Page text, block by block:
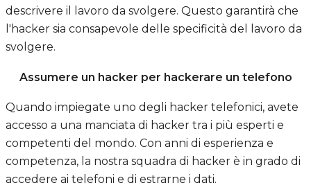
descrivere il lavoro da svolgere. Questo garantirà che
l'hacker sia consapevole delle specificità del lavoro da
svolgere.
Assumere un hacker per hackerare un telefono
Quando impiegate uno degli hacker telefonici, avete
accesso a una manciata di hacker tra i più esperti e
competenti del mondo. Con anni di esperienza e
competenza, la nostra squadra di hacker è in grado di
accedere ai telefoni e di estrarne i dati.